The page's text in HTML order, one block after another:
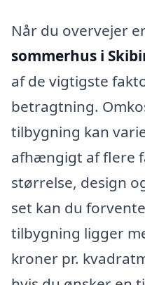
Når du overvejer
sommerhus i
af de vigtigste
betragtning.
tilbygning kan
afhængigt af flere
størrelse, design
set kan du
tilbygning ligger
kroner pr.